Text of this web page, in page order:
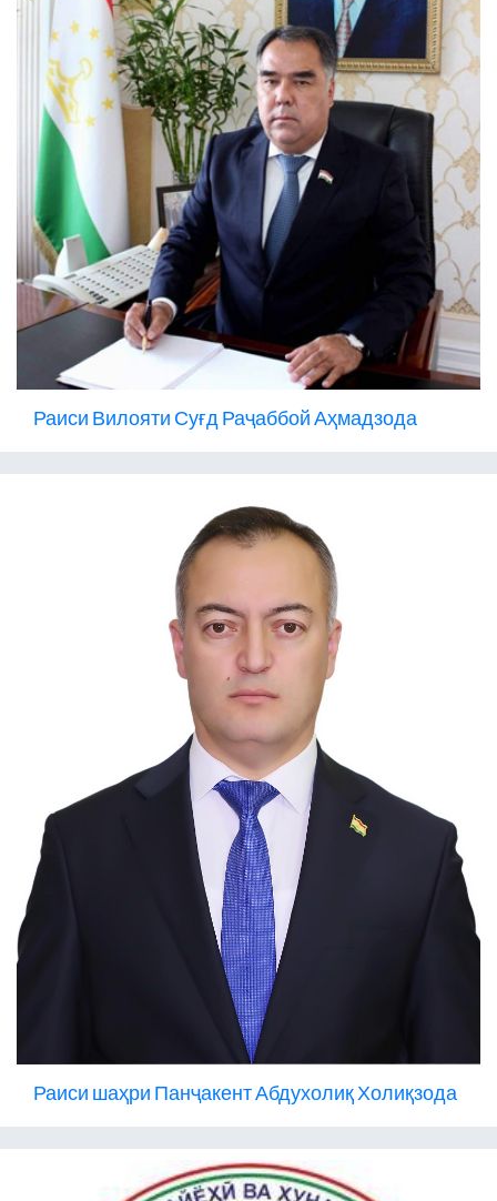
Раиси Вилояти Суғд Раҷаббой Аҳмадзода
Раиси шаҳри Панҷакент Абдухолиқ Холиқзода